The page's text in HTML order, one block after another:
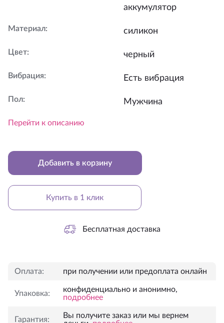
аккумулятор
Материал: силикон
Цвет: черный
Вибрация: Есть вибрация
Пол: Мужчина
Перейти к описанию
Добавить в корзину
Купить в 1 клик
Бесплатная доставка
Оплата: при получении или предоплата онлайн
Упаковка:
конфиденциально и анонимно,
подробнее
Гарантия:
Вы получите заказ или мы вернем